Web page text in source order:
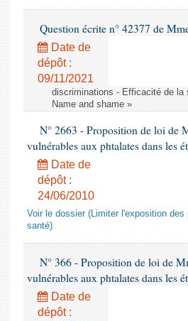
Question écrite n° 42377 de
Date de
dépôt :
09/11/2021
discriminations - Efficacité de la
Name and shame »
N° 2663 - Proposition de loi de
vulnérables aux phtalates dans les
Date de
dépôt :
24/06/2010
Voir le dossier (Limiter l'exposition
santé)
N° 366 - Proposition de loi de
vulnérables aux phtalates dans les
Date de
dépôt :